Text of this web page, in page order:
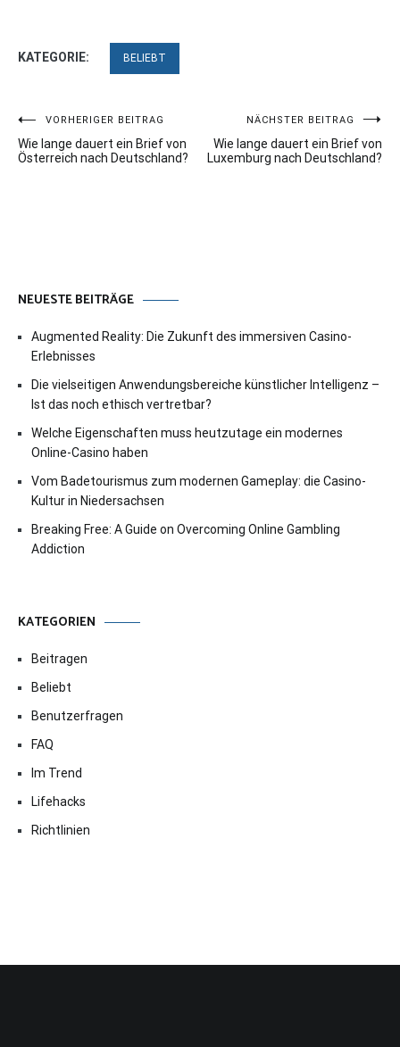
KATEGORIE: BELIEBT
Beitragsnavigation
VORHERIGER BEITRAG
Wie lange dauert ein Brief von
Österreich nach Deutschland?
NÄCHSTER BEITRAG
Wie lange dauert ein Brief von
Luxemburg nach Deutschland?
NEUESTE BEITRÄGE
Augmented Reality: Die Zukunft des immersiven Casino-
Erlebnisses
Die vielseitigen Anwendungsbereiche künstlicher Intelligenz –
Ist das noch ethisch vertretbar?
Welche Eigenschaften muss heutzutage ein modernes
Online-Casino haben
Vom Badetourismus zum modernen Gameplay: die Casino-
Kultur in Niedersachsen
Breaking Free: A Guide on Overcoming Online Gambling
Addiction
KATEGORIEN
Beitragen
Beliebt
Benutzerfragen
FAQ
Im Trend
Lifehacks
Richtlinien